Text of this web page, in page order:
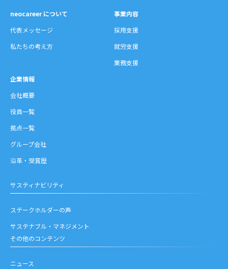
neocareer について
代表メッセージ
私たちの考え方
事業内容
採用支援
就労支援
業務支援
企業情報
会社概要
役員一覧
拠点一覧
グループ会社
沿革・受賞歴
サスティナビリティ
ステークホルダーの声
サステナブル・マネジメント
その他のコンテンツ
ニュース